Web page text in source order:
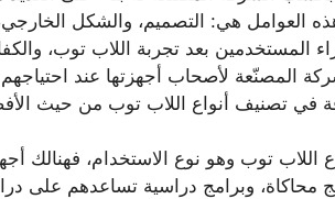
العوامل هي: التصميم، والشكل
المستخدمين بعد تجربة اللاب توب،
المصنّعة لأصحاب أجهزتها عند احتياجهم
في تصنيف أنواع اللاب توب من حيث
اللاب توب وهو نوع الاستخدام، فهنالك
محاكاة، وبرامج دراسية تساعدهم على